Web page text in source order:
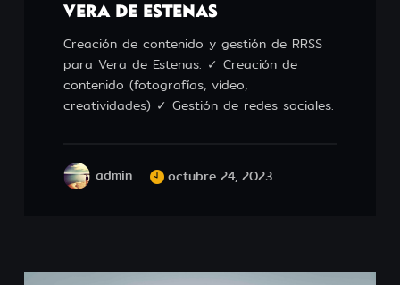
VERA DE ESTENAS
Creación de contenido y gestión de RRSS
para Vera de Estenas. ✓ Creación de
contenido (fotografías, vídeo,
creatividades) ✓ Gestión de redes sociales.
admin octubre 24, 2023